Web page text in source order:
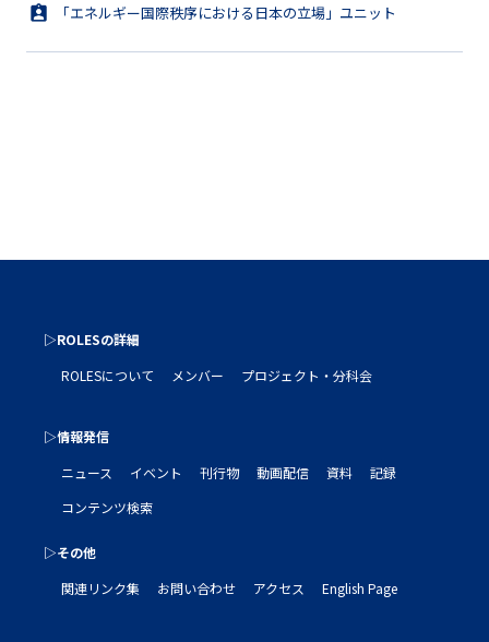
「エネルギー国際秩序における日本の立場」ユニット
▷ROLESの詳細
ROLESについて
メンバー プロジェクト・分科会
▷情報発信
ニュース
イベント 刊行物 動画配信 資料
記録
コンテンツ検索
▷その他
関連リンク集
お問い合わせ アクセス English Page